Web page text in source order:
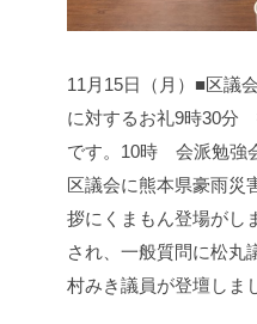
11月15日（月）■区議
に対するお礼9時30分
です。 10時 会派勉強
区議会に熊本県豪雨災
拶にくまもん登場がし
され、一般質問に松丸
村みき議員が登壇しま